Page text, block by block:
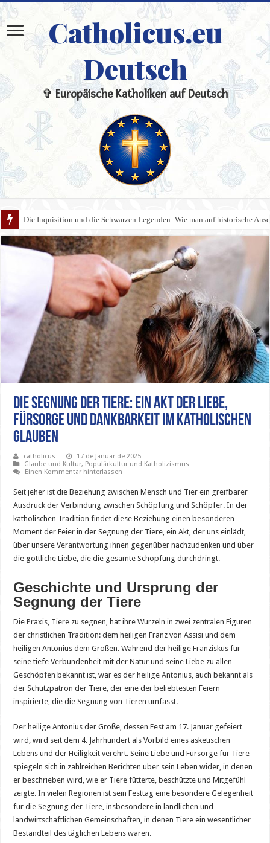
Catholicus.eu
Deutsch
✞ Europäische Katholiken auf Deutsch
Die Inquisition und die Schwarzen Legenden: Wie man auf historische
Die Segnung der Tiere: Ein Akt der Liebe,
Fürsorge und Dankbarkeit im katholischen
Glauben
catholicus
17 de Januar de 2025
Glaube und Kultur, Populärkultur und Katholizismus
Einen Kommentar hinterlassen
Seit jeher ist die Beziehung zwischen Mensch und Tier ein greifbarer
Ausdruck der Verbindung zwischen Schöpfung und Schöpfer. In der
katholischen Tradition findet diese Beziehung einen besonderen
Moment der Feier in der Segnung der Tiere, ein Akt, der uns einlädt,
über unsere Verantwortung ihnen gegenüber nachzudenken und über
die göttliche Liebe, die die gesamte Schöpfung durchdringt.
Geschichte und Ursprung der
Segnung der Tiere
Die Praxis, Tiere zu segnen, hat ihre Wurzeln in zwei zentralen Figuren
der christlichen Tradition: dem heiligen Franz von Assisi und dem
heiligen Antonius dem Großen. Während der heilige Franziskus für
seine tiefe Verbundenheit mit der Natur und seine Liebe zu allen
Geschöpfen bekannt ist, war es der heilige Antonius, auch bekannt als
der Schutzpatron der Tiere, der eine der beliebtesten Feiern
inspirierte, die die Segnung von Tieren umfasst.
Der heilige Antonius der Große, dessen Fest am 17. Januar gefeiert
wird, wird seit dem 4. Jahrhundert als Vorbild eines asketischen
Lebens und der Heiligkeit verehrt. Seine Liebe und Fürsorge für Tiere
spiegeln sich in zahlreichen Berichten über sein Leben wider, in denen
er beschrieben wird, wie er Tiere fütterte, beschützte und Mitgefühl
zeigte. In vielen Regionen ist sein Festtag eine besondere Gelegenheit
für die Segnung der Tiere, insbesondere in ländlichen und
landwirtschaftlichen Gemeinschaften, in denen Tiere ein wesentlicher
Bestandteil des täglichen Lebens waren.